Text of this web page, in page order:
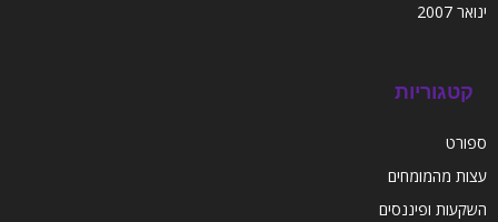
ינואר 2007
קטגוריות
ספורט
עצות מהמומחים
השקעות ופיננסים